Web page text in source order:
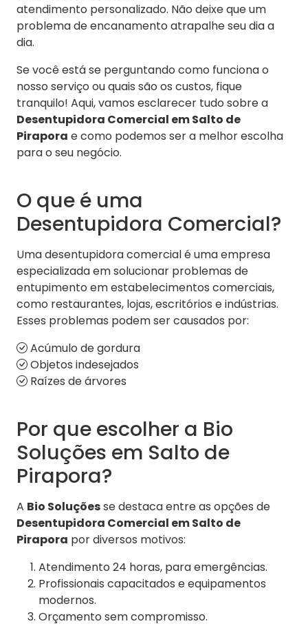
atendimento personalizado. Não deixe que um
problema de encanamento atrapalhe seu dia a
dia.
Se você está se perguntando como funciona o
nosso serviço ou quais são os custos, fique
tranquilo! Aqui, vamos esclarecer tudo sobre a
Desentupidora Comercial em Salto de
Pirapora e como podemos ser a melhor escolha
para o seu negócio.
O que é uma
Desentupidora Comercial?
Uma desentupidora comercial é uma empresa
especializada em solucionar problemas de
entupimento em estabelecimentos comerciais,
como restaurantes, lojas, escritórios e indústrias.
Esses problemas podem ser causados por:
Acúmulo de gordura
Objetos indesejados
Raízes de árvores
Por que escolher a Bio
Soluções em Salto de
Pirapora?
A Bio Soluçõesse destaca entre as opções de
Desentupidora Comercial em Salto de
Pirapora por diversos motivos:
Atendimento 24 horas, para emergências.
Profissionais capacitados e equipamentos
modernos.
Orçamento sem compromisso.